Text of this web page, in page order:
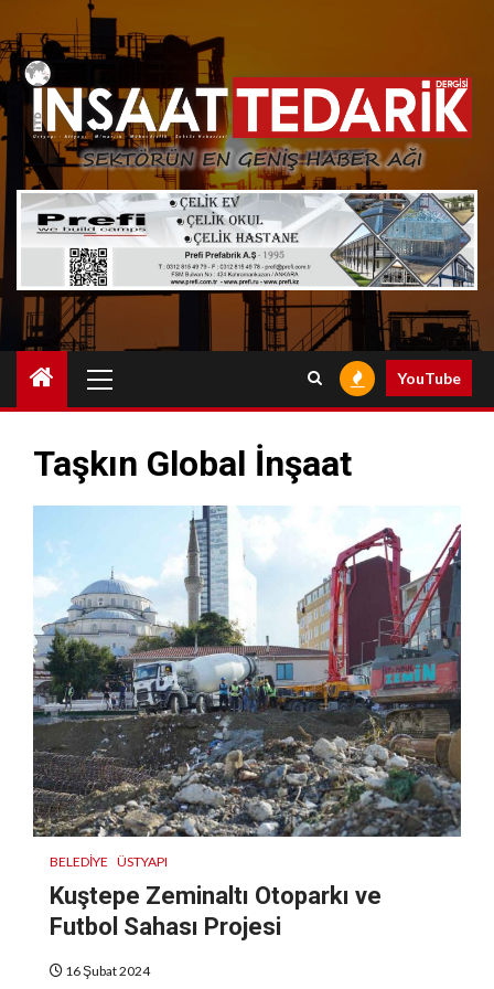
to
content
Menu
YouTube
Taşkın Global İnşaat
BELEDIYE ÜSTYAPI
Kuştepe Zeminaltı Otoparkı ve
Futbol Sahası Projesi
16 Şubat 2024